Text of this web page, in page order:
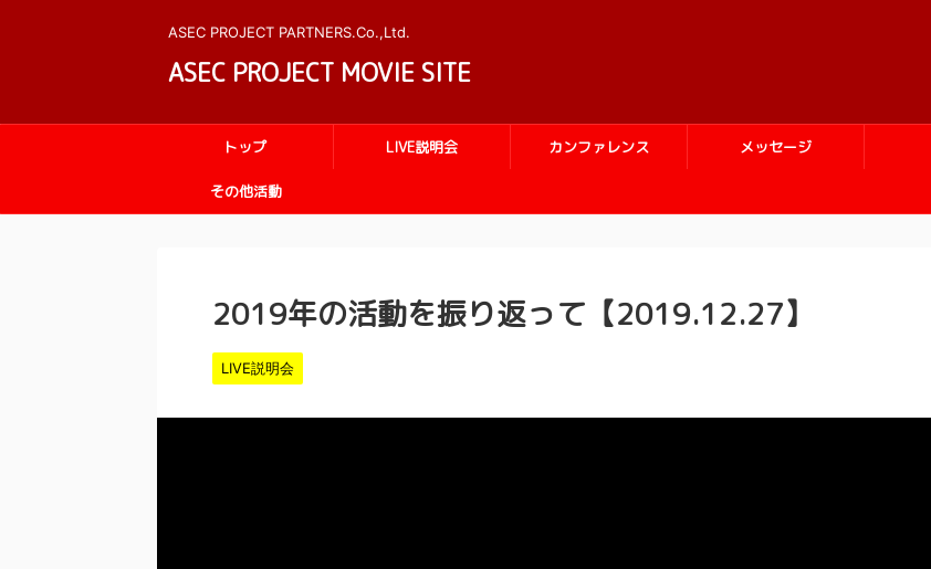
ASEC PROJECT PARTNERS.Co.,Ltd.
ASEC PROJECT MOVIE SITE
トップ LIVE説明会 カンファレンス メッセージ
その他活動
2019年の活動を振り返って【2019.12.27】
LIVE説明会